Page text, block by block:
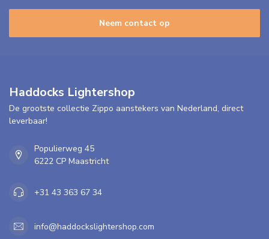
Neem contact op
Haddocks Lightershop
De grootste collectie Zippo aanstekers van Nederland, direct
leverbaar!
Populierweg 45
6222 CP Maastricht
+31 43 363 67 34
info@haddockslightershop.com